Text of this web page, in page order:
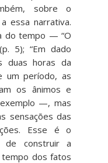
sobre o
essa narrativa.
do tempo — “O
5); “Em dado
duas horas da
um período, as
os ânimos e
—, mas
sensações das
Esse é o
de construir a
dos fatos